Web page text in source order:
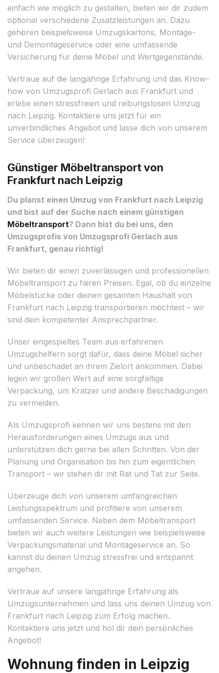
einfach wie möglich zu gestalten, bieten wir dir zudem
optional verschiedene Zusatzleistungen an. Dazu
gehören beispielsweise Umzugskartons, Montage-
und Demontageservice oder eine umfassende
Versicherung für deine Möbel und Wertgegenstände.
Vertraue auf die langjährige Erfahrung und das Know-
how von Umzugsprofi Gerlach aus Frankfurt und
erlebe einen stressfreien und reibungslosen Umzug
nach Leipzig. Kontaktiere uns jetzt für ein
unverbindliches Angebot und lasse dich von unserem
Service überzeugen!
Günstiger Möbeltransport von
Frankfurt nach Leipzig
Du planst einen Umzug von Frankfurt nach Leipzig
und bist auf der Suche nach einem günstigen
Möbeltransport? Dann bist du bei uns, den
Umzugsprofis von Umzugsprofi Gerlach aus
Frankfurt, genau richtig!
Wir bieten dir einen zuverlässigen und professionellen
Möbeltransport zu fairen Preisen. Egal, ob du einzelne
Möbelstücke oder deinen gesamten Haushalt von
Frankfurt nach Leipzig transportieren möchtest – wir
sind dein kompetenter Ansprechpartner.
Unser eingespieltes Team aus erfahrenen
Umzugshelfern sorgt dafür, dass deine Möbel sicher
und unbeschadet an ihrem Zielort ankommen. Dabei
legen wir großen Wert auf eine sorgfältige
Verpackung, um Kratzer und andere Beschädigungen
zu vermeiden.
Als Umzugsprofi kennen wir uns bestens mit den
Herausforderungen eines Umzugs aus und
unterstützen dich gerne bei allen Schritten. Von der
Planung und Organisation bis hin zum eigentlichen
Transport – wir stehen dir mit Rat und Tat zur Seite.
Überzeuge dich von unserem umfangreichen
Leistungsspektrum und profitiere von unserem
umfassenden Service. Neben dem Möbeltransport
bieten wir auch weitere Leistungen wie beispielsweise
Verpackungsmaterial und Montageservice an. So
kannst du deinen Umzug stressfrei und entspannt
angehen.
Vertraue auf unsere langjährige Erfahrung als
Umzugsunternehmen und lass uns deinen Umzug von
Frankfurt nach Leipzig zum Erfolg machen.
Kontaktiere uns jetzt und hol dir dein persönliches
Angebot!
Wohnung finden in Leipzig